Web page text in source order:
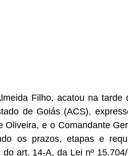
Filho, acatou na tarde
de Goiás (ACS),
Oliveira, e o Comandante
os prazos, etapas e
art. 14-A, da Lei nº